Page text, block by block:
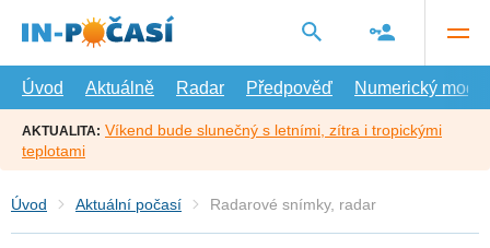
hlavní
Úvod
Aktuálně Radar Předpověď Numerický model
AKTUALITA: Víkend bude slunečný s letními, zítra i tropickými
teplotami
Úvod Aktuální počasí Radarové snímky, radar